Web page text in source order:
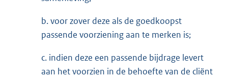
b. voor zover deze als de goedkoopst
passende voorziening aan te merken is;
c. indien deze een passende bijdrage levert
aan het voorzien in de behoefte van de cliënt